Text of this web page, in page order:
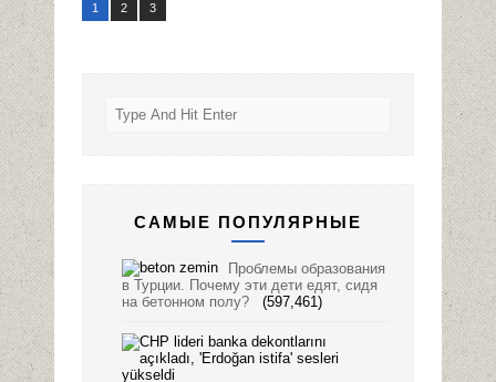
1 2 3
САМЫЕ ПОПУЛЯРНЫЕ
Проблемы образования
в Турции. Почему эти дети едят, сидя
на бетонном полу?
(597,461)